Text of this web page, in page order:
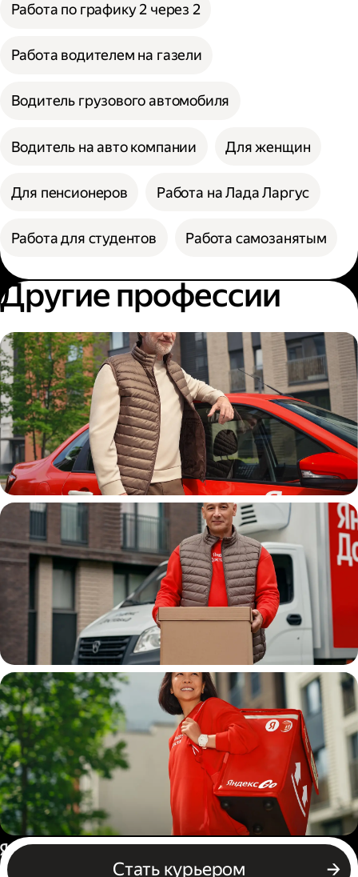
Работа по графику 2 через 2
Работа водителем на газели
Водитель грузового автомобиля
Водитель на авто компании Для женщин
Для пенсионеров Работа на Лада Ларгус
Работа для студентов Работа самозанятым
Другие профессии
Автокурьер
Водитель
грузовой машины
Пеший курьер
Стать курьером
Россия